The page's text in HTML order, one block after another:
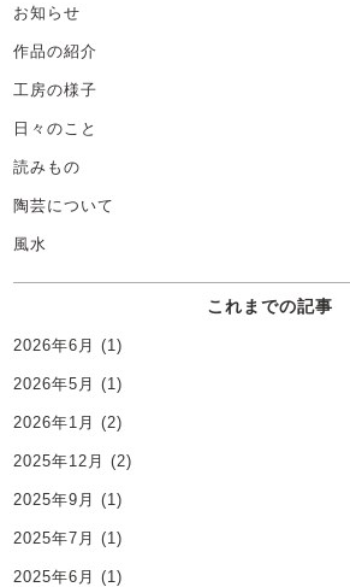
お知らせ
作品の紹介
工房の様子
日々のこと
読みもの
陶芸について
風水
これまでの記事
2026年6月 (1)
2026年5月 (1)
2026年1月 (2)
2025年12月 (2)
2025年9月 (1)
2025年7月 (1)
2025年6月 (1)